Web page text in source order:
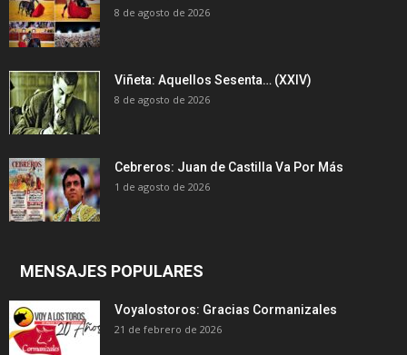
8 de agosto de 2026
Viñeta: Aquellos Sesenta… (XXIV)
8 de agosto de 2026
Cebreros: Juan de Castilla Va Por Más
1 de agosto de 2026
MENSAJES POPULARES
Voyalostoros: Gracias Cormanizales
21 de febrero de 2026